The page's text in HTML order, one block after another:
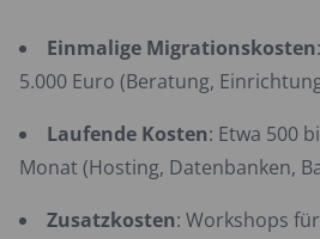
Einmalige Migrationskosten
5.000 Euro (Beratung,
Laufende Kosten: Etwa 500
Monat (Hosting, Datenbanken,
Zusatzkosten: Workshops